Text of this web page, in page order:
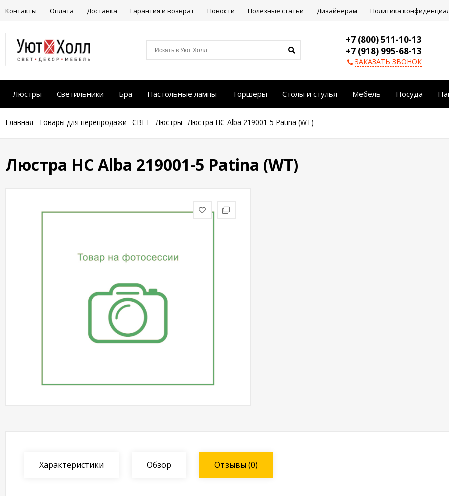
Контакты Оплата Доставка Гарантия и возврат Новости Полезные статьи Дизайнерам Политика
+7 (800) 511-10-13
+7 (918) 995-68-13
ЗАКАЗАТЬ ЗВОНОК
Люстры Светильники Бра Настольные лампы Торшеры Столы и стулья Мебель Посуда
Главная - Товары для перепродажи - СВЕТ - Люстры - Люстра НС Alba 219001-5 Рatina (WT)
Люстра НС Alba 219001-5 Рatina (WT)
Характеристики Обзор Отзывы (0)